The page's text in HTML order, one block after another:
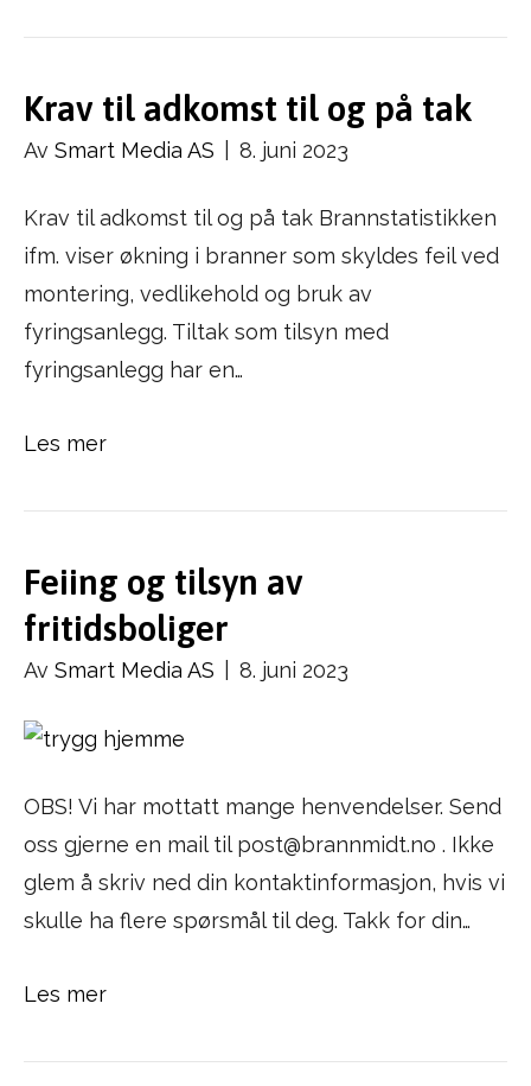
Krav til adkomst til og på tak
Av Smart Media AS 8. juni 2023
Krav til adkomst til og på tak Brannstatistikken
ifm. viser økning i branner som skyldes feil ved
montering, vedlikehold og bruk av
fyringsanlegg. Tiltak som tilsyn med
fyringsanlegg har en…
Les mer
Feiing og tilsyn av
fritidsboliger
Av Smart Media AS 8. juni 2023
OBS! Vi har mottatt mange henvendelser. Send
oss gjerne en mail til post@brannmidt.no . Ikke
glem å skriv ned din kontaktinformasjon, hvis vi
skulle ha flere spørsmål til deg. Takk for din…
Les mer